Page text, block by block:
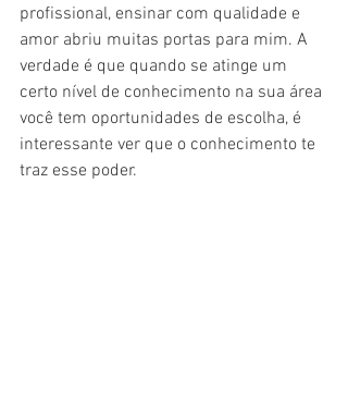
profissional, ensinar com qualidade e
amor abriu muitas portas para mim. A
verdade é que quando se atinge um
certo nível de conhecimento na sua área
você tem oportunidades de escolha, é
interessante ver que o conhecimento te
traz esse poder.